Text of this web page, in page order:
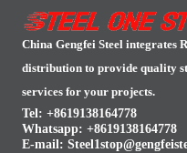
China Gengfei Steel integrates
distribution to provide quality
services for your projects.
Tel: +8619138164778
Whatsapp: +8619138164778
E-mail: